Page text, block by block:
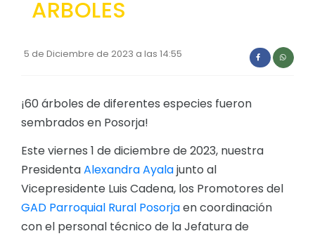
Convocatorias
Plan de desarrollo y Ordenamiento Territorial -
Plan Anual Contratación - PAC
Plan Operativo Anual - POA
Convenios Institucionales
PRESUPUESTO: EJECUCIÓN Y REPORTES
Cédulas presupuestarias y balances
Procesos de contratación
ARBOLES
5 de Diciembre de 2023 a las 14:55
¡60 árboles de diferentes especies fueron
sembrados en Posorja!
Este viernes 1 de diciembre de 2023, nuestra
PresidentaAlexandra Ayalajunto al
Vicepresidente Luis Cadena, los Promotores del
GAD Parroquial Rural Posorjaen coordinación
con el personal técnico de la Jefatura de